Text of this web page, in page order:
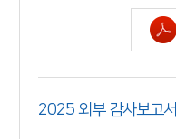
2025 외부 감사보고서